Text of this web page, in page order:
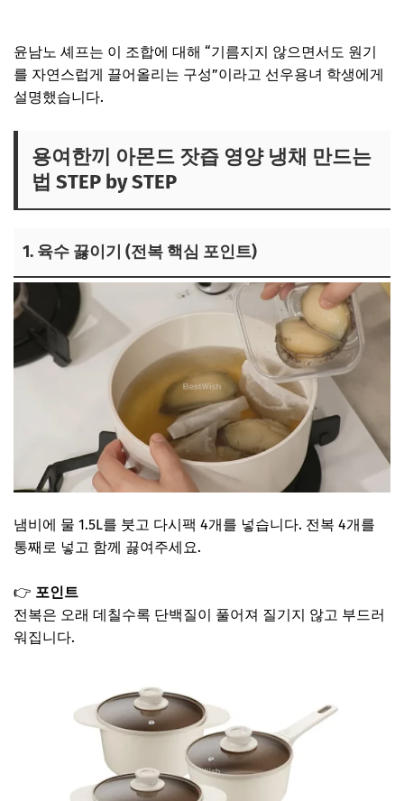
윤남노 셰프는 이 조합에 대해 “기름지지 않으면서도 원기
를 자연스럽게 끌어올리는 구성”이라고 선우용녀 학생에게
설명했습니다.
용여한끼 아몬드 잣즙 영양 냉채 만드는
법 STEP by STEP
1. 육수 끓이기 (전복 핵심 포인트)
냄비에 물 1.5L를 붓고 다시팩 4개를 넣습니다. 전복 4개를
통째로 넣고 함께 끓여주세요.
👉 포인트
전복은 오래 데칠수록 단백질이 풀어져 질기지 않고 부드러
워집니다.